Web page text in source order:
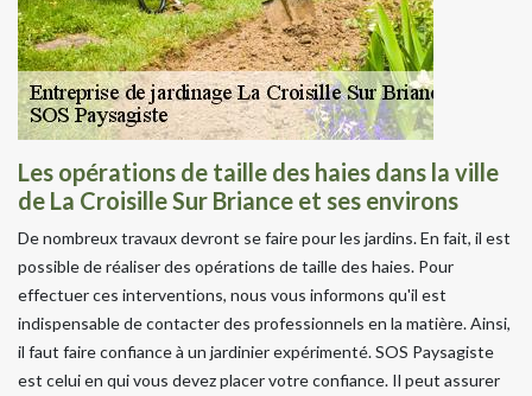
Les opérations de taille des haies dans la ville
de La Croisille Sur Briance et ses environs
De nombreux travaux devront se faire pour les jardins. En fait, il est
possible de réaliser des opérations de taille des haies. Pour
effectuer ces interventions, nous vous informons qu'il est
indispensable de contacter des professionnels en la matière. Ainsi,
il faut faire confiance à un jardinier expérimenté. SOS Paysagiste
est celui en qui vous devez placer votre confiance. Il peut assurer